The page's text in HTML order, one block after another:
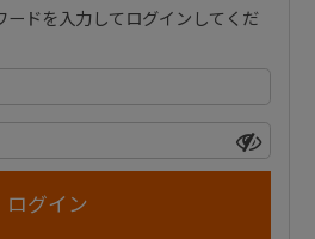
ードを入力してログインしてくだ